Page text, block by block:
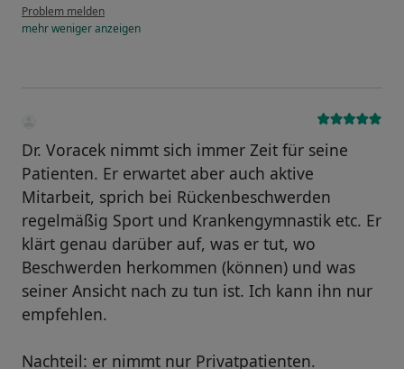
Problem melden
mehrwenigeranzeigen
Dr. Voracek nimmt sich immer Zeit für seine
Patienten. Er erwartet aber auch aktive
Mitarbeit, sprich bei Rückenbeschwerden
regelmäßig Sport und Krankengymnastik etc. Er
klärt genau darüber auf, was er tut, wo
Beschwerden herkommen (können) und was
seiner Ansicht nach zu tun ist. Ich kann ihn nur
empfehlen.
Nachteil: er nimmt nur Privatpatienten.